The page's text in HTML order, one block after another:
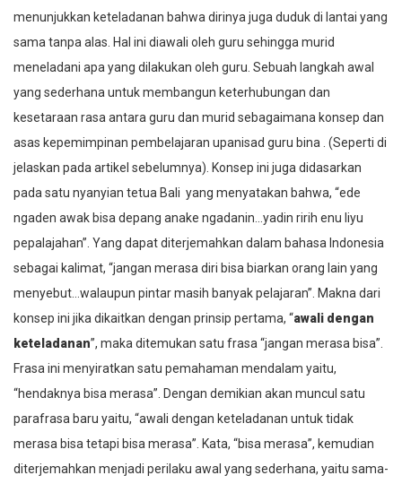
menunjukkan keteladanan bahwa dirinya juga duduk di lantai yang
sama tanpa alas. Hal ini diawali oleh guru sehingga murid
meneladani apa yang dilakukan oleh guru. Sebuah langkah awal
yang sederhana untuk membangun keterhubungan dan
kesetaraan rasa antara guru dan murid sebagaimana konsep dan
asas kepemimpinan pembelajaran upanisad guru bina
. (Seperti di
jelaskan pada artikel sebelumnya). Konsep ini juga didasarkan
pada satu nyanyian tetua Bali yang menyatakan bahwa, “ede
ngaden awak bisa depang anake ngadanin…yadin ririh enu liyu
pepalajahan”. Yang dapat diterjemahkan dalam bahasa Indonesia
sebagai kalimat, “jangan merasa diri bisa biarkan orang lain yang
menyebut…walaupun pintar masih banyak pelajaran”. Makna dari
konsep ini jika dikaitkan dengan prinsip pertama, “awali dengan
keteladanan”, maka ditemukan satu frasa “jangan merasa bisa”.
Frasa ini menyiratkan satu pemahaman mendalam yaitu,
“hendaknya bisa merasa”. Dengan demikian akan muncul satu
parafrasa baru yaitu, “awali dengan keteladanan untuk tidak
merasa bisa tetapi bisa merasa”. Kata, “bisa merasa”, kemudian
diterjemahkan menjadi perilaku awal yang sederhana, yaitu sama-